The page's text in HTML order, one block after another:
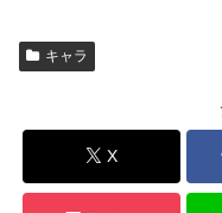
キャラ
X